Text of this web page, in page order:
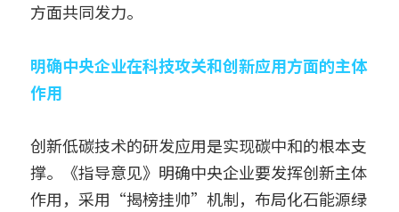
方面共同发力。
明确中央企业在科技攻关和创新应用方面的主体
作用
创新低碳技术的研发应用是实现碳中和的根本支
撑。《指导意见》明确中央企业要发挥创新主体
作用，采用“揭榜挂帅”机制，布局化石能源绿